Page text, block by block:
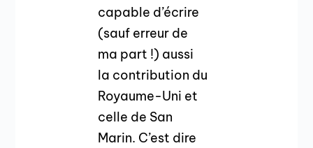
capable d’écrire
(sauf erreur de
ma part !) aussi
la contribution du
Royaume-Uni et
celle de San
Marin. C’est dire